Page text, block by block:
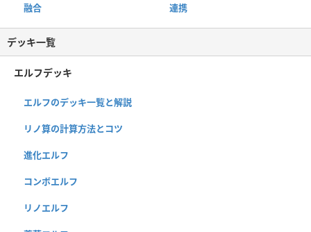
融合 連携
デッキ一覧
エルフデッキ
エルフのデッキ一覧と解説
リノ算の計算方法とコツ
進化エルフ
コンボエルフ
リノエルフ